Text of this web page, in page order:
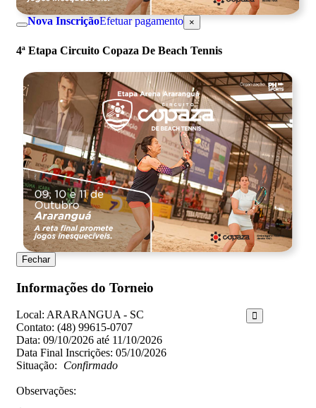
Nova InscriçãoEfetuar pagamento ×
4ª Etapa Circuito Copaza De Beach Tennis
Fechar
Informações do Torneio
Local: ARARANGUA - SC
Contato: (48) 99615-0707
Data: 09/10/2026 até 11/10/2026
Data Final Inscrições: 05/10/2026
Situação:
Confirmado
Observações: